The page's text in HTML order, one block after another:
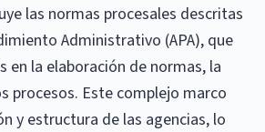
las normas procesales descritas
Administrativo (APA), que
en la elaboración de normas, la
procesos. Este complejo marco
y estructura de las agencias, lo